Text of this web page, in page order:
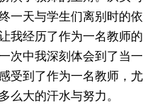
一天与学生们离别时的依
我经历了作为一名教师的
次中我深刻体会到了当一
受到了作为一名教师，尤
么大的汗水与努力。